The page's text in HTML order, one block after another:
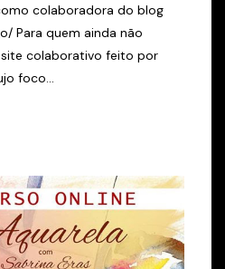
colaboradora do blog
Para quem ainda não
colaborativo feito por
foco...